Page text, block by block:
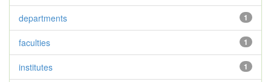
1
departments
1
faculties
1
institutes